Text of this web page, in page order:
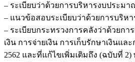
– ระเบียบว่าด้วยการบริหารงบประมา
– แนวข้อสอบระเบียบว่าด้วยการบริห
– ระเบียบกระทรวงการคลังว่าด้วยกา
เงิน การจ่ายเงิน การเก็บรักษาเงินแล
2562 และที่แก้ไขเพิ่มเติมถึง (ฉบับที่ 2)